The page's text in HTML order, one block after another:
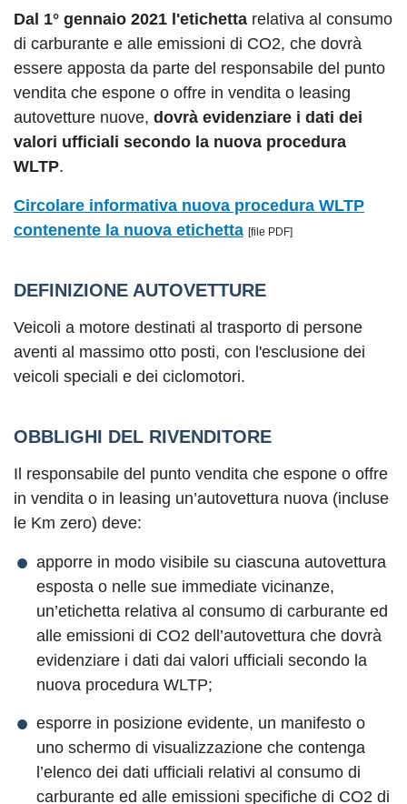
Dal 1° gennaio 2021 l'etichetta relativa al consumo
di carburante e alle emissioni di CO2, che dovrà
essere apposta da parte del responsabile del punto
vendita che espone o offre in vendita o leasing
autovetture nuove, dovrà evidenziare i dati dei
valori ufficiali secondo la nuova procedura
WLTP.
Circolare informativa nuova procedura WLTP
contenente la nuova etichetta [file PDF]
DEFINIZIONE AUTOVETTURE
Veicoli a motore destinati al trasporto di persone
aventi al massimo otto posti, con l'esclusione dei
veicoli speciali e dei ciclomotori.
OBBLIGHI DEL RIVENDITORE
Il responsabile del punto vendita che espone o offre
in vendita o in leasing un’autovettura nuova (incluse
le Km zero) deve:
apporre in modo visibile su ciascuna autovettura
esposta o nelle sue immediate vicinanze,
un’etichetta relativa al consumo di carburante ed
alle emissioni di CO2 dell’autovettura che dovrà
evidenziare i dati dai valori ufficiali secondo la
nuova procedura WLTP;
esporre in posizione evidente, un manifesto o
uno schermo di visualizzazione che contenga
l’elenco dei dati ufficiali relativi al consumo di
carburante ed alle emissioni specifiche di CO2 di